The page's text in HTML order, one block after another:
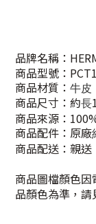
品牌名稱：
商品型號：
商品材質： 牛皮
商品尺寸：約長
商品來源：
商品配件：原廠
商品配送：親送
商品圖檔顏色
品顏色為準，請